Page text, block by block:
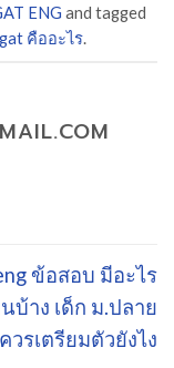
ENG and tagged
คืออะไร.
ข้อสอบ มีอะไร
บ้าง เด็ก ม.ปลาย
ควรเตรียมตัวยังไง